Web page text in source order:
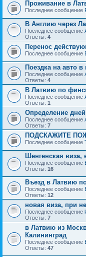
Проживание в
Последнее сообщение
В Англию через
Последнее сообщение
Ответы: 4
Перенос
Последнее сообщение
Поездка на авто
Последнее сообщение
Ответы: 4
В Латвию по
Последнее сообщение
Ответы: 1
Определение
Последнее сообщение
Ответы: 7
ПОДСКАЖИТЕ
Последнее сообщение
Шенгенская
Последнее сообщение
Ответы: 16
Въезд в Латвию
Последнее сообщение
Ответы: 12
новая виза, при
Последнее сообщение
Ответы: 7
в Латвию из
Калининград
Последнее сообщение
Ответы: 47